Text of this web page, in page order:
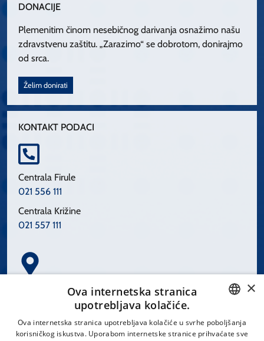
DONACIJE
Plemenitim činom nesebičnog darivanja osnažimo našu
zdravstvenu zaštitu. „Zarazimo“ se dobrotom, donirajmo
od srca.
Želim donirati
KONTAKT PODACI
Centrala Firule
021 556 111
Centrala Križine
021 557 111
Spinčićeva 1, 21000 Split
CROATIAN
×
Ova internetska stranica
upotrebljava kolačiće.
Ova internetska stranica upotrebljava kolačiće u svrhe poboljšanja
korisničkog iskustva. Uporabom internetske stranice prihvaćate sve